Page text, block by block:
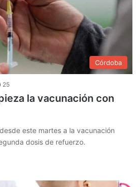
Córdoba
25
la vacunación con
este martes a la vacunación
dosis de refuerzo.